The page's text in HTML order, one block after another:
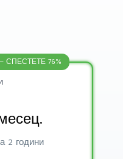
СПЕСТЕТЕ 76%
2 години